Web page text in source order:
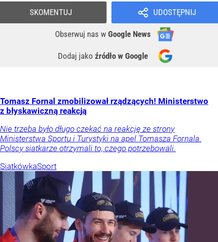
UDOSTĘPNIJ
Obserwuj nas w Google News
Dodaj jako źródło w Google
SKOMENTUJ
Tomasz Fornal zmobilizował rządzących! Ministerstwo
z błyskawiczną reakcją
Nie trzeba było długo czekać na reakcję ze strony
Ministerstwa Sportu i Turystyki na apel Tomasza Fornala.
Polscy siatkarze otrzymali to, czego potrzebowali.
SiatkówkaSport